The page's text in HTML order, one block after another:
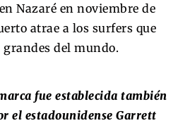
Nazaré en noviembre de
atrae a los surfers que
del mundo.
fue establecida también
el estadounidense Garrett